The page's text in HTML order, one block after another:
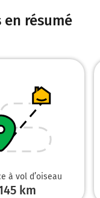
70 kilomètres
résumé
à vol d’oiseau
km